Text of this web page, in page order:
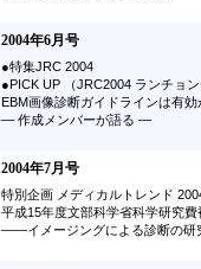
2004年6月号
●特集JRC 2004
●PICK UP （JRC2004 ランチョ
EBM画像診断ガイドラインは有効
― 作成メンバーが語る ―
2004年7月号
特別企画 メディカルトレンド
平成15年度文部科学省科学研究
――イメージングによる診断の研